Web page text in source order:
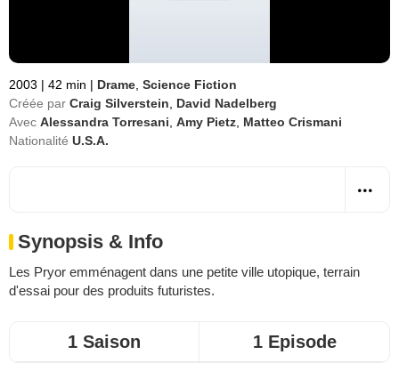
2003 | 42 min | Drame Science Fiction
Créée par Craig Silverstein
David Nadelberg
Avec Alessandra Torresani Amy Pietz Matteo Crismani
Nationalité U.S.A.
Synopsis & Info
Les Pryor emménagent dans une petite ville utopique, terrain
d'essai pour des produits futuristes.
1 Saison 1 Episode